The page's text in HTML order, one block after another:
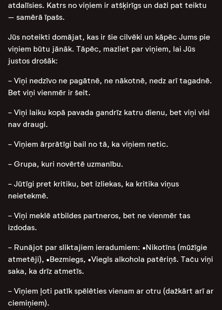
atdalīsies. Katrs no viņiem ir atšķirīgs un daži pat teiktu
– samērā īpašs.
Jūs noteikti domājat, kas ir šie cilvēki un kāpēc Jums pie
viņiem būtu jānāk. Tāpēc, mazliet par viņiem, lai Jūs
justos drošāk:
- Viņi nedzīvo ne pagātnē, ne nākotnē, nedz arī tagadnē.
Bet viņi vienmēr ir šeit.
- Viņi laiku kopā pavada gandrīz katru dienu, bet viņi visi
nav draugi.
- Viņiem ārprātīgi bail no tā, ka viņiem netic.
- Grupa, kuri novērtē uzmanību.
- Jūtīgi pret kritiku, bet izliekas, ka kritika viņus
neietekmē.
- Viņi meklē atbildes partneros, bet ne vienmēr tas
izdodas.
- Runājot par sliktajiem ieradumiem: •Nikotīns (mūžīgie
atmetēji), •Bezmiegs, •Viegls alkohola patēriņš. Taču viņi
saka, ka drīz atmetīs.
- Viņiem ļoti patīk spēlēties vienam ar otru (dažkārt arī ar
ciemiņiem).